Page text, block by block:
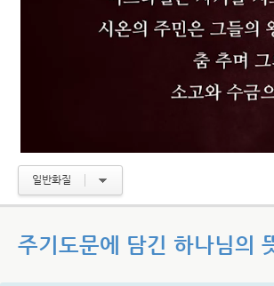
일반화질
주기도문에 담긴 하나님의